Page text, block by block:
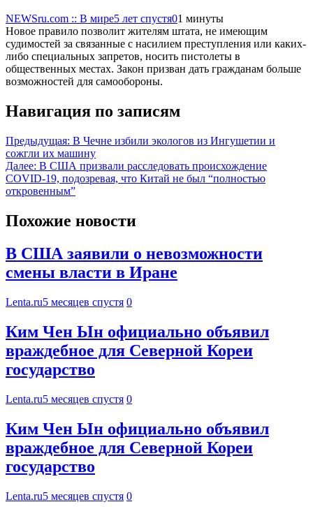
NEWSru.com :: В мире5 лет спустя01 минуты
Новое правило позволит жителям штата, не имеющим
судимостей за связанные с насилием преступления или каких-
либо специальных запретов, носить пистолеты в
общественных местах. Закон призван дать гражданам больше
возможностей для самообороны.
Навигация по записям
Предыдущая: В Чечне избили экологов из Ингушетии и
сожгли их машину
Далее: В США призвали расследовать происхождение
COVID-19, подозревая, что Китай не был “полностью
откровенным”
Похожие новости
В США заявили о невозможности
смены власти в Иране
Lenta.ru5 месяцев спустя 0
Ким Чен Ын официально объявил
враждебное для Северной Кореи
государство
Lenta.ru5 месяцев спустя 0
Ким Чен Ын официально объявил
враждебное для Северной Кореи
государство
Lenta.ru5 месяцев спустя 0